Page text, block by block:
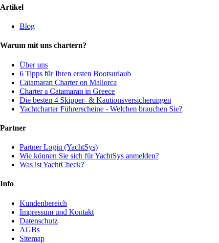
Artikel
Blog
Warum mit uns chartern?
Über uns
6 Tipps für Ihren ersten Bootsurlaub
Catamaran Charter on Mallorca
Charter a Catamaran in Greece
Die besten 4 Skipper- & Kautionsversicherungen
Yachtcharter Führerscheine - Welchen brauchen Sie?
Partner
Partner Login (YachtSys)
Wie können Sie sich für YachtSys anmelden?
Was ist YachtCheck?
Info
Kundenbereich
Impressum und Kontakt
Datenschutz
AGBs
Sitemap